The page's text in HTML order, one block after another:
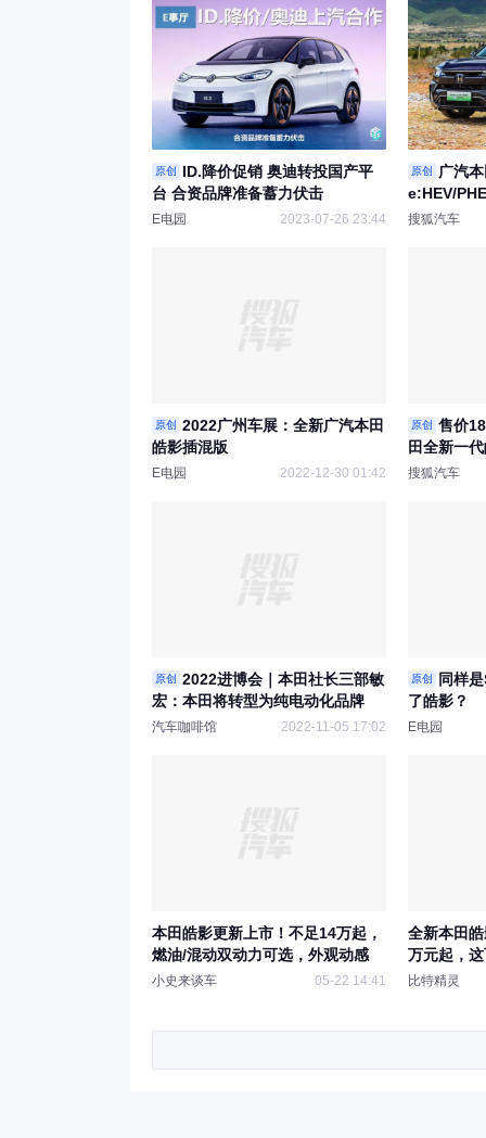
原创
ID.降价促销 奥迪转投国产平
台 合资品牌准备蓄力伏击
E电园 2023-07-26 23:44
原创
广汽
e:HEV/
搜狐汽车
原创
2022广州车展：全新广汽本田
皓影插混版
E电园 2022-12-30 01:42
原创
售价
田全新一
搜狐汽车
原创
2022进博会｜本田社长三部敏
宏：本田将转型为纯电动化品牌
汽车咖啡馆 2022-11-05 17:02
原创
同样
了皓影？
E电园
本田皓影更新上市！不足14万起，
燃油/混动双动力可选，外观动感
小史来谈车 05-22 14:41
全新本田
万元起，
价，官方
比特精灵